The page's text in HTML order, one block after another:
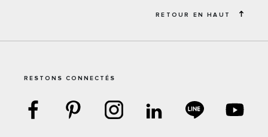
RETOUR EN HAUT
RESTONS CONNECTÉS